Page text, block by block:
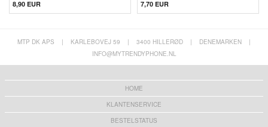
8,90 EUR 7,70 EUR
MTP DK APS | KARLEBOVEJ 59 | 3400 HILLERØD | DENEMARKEN
|
INFO@MYTRENDYPHONE.NL
HOME
KLANTENSERVICE
BESTELSTATUS